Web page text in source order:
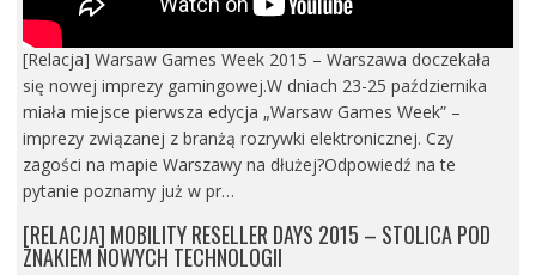
[Relacja] Warsaw Games Week 2015 – Warszawa doczekała
się nowej imprezy gamingowej.W dniach 23-25 października
miała miejsce pierwsza edycja „Warsaw Games Week” –
imprezy związanej z branżą rozrywki elektronicznej. Czy
zagości na mapie Warszawy na dłużej?Odpowiedź na te
pytanie poznamy już w pr…
[RELACJA] MOBILITY RESELLER DAYS 2015 – STOLICA POD
ZNAKIEM NOWYCH TECHNOLOGII